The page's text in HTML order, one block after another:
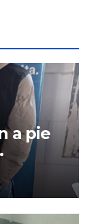
a pie
y lo